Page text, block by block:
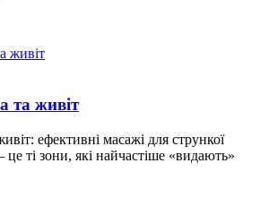
та живіт
ефективні масажі для стрункої
ті зони, які найчастіше «видають»